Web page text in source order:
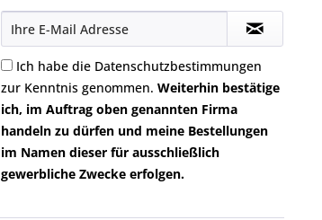
Ich habe die Datenschutzbestimmungen
zur Kenntnis genommen. Weiterhin bestätige
ich, im Auftrag oben genannten Firma
handeln zu dürfen und meine Bestellungen
im Namen dieser für ausschließlich
gewerbliche Zwecke erfolgen.